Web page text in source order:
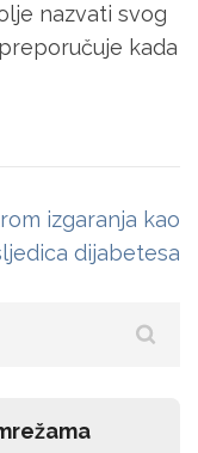
nazvati svog
kada
izgaranja kao
dijabetesa